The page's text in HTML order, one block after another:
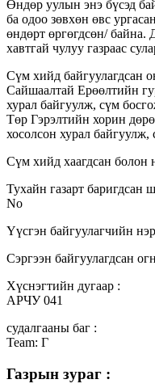
Өндөр уулын энэ бүсэд
ба одоо зөвхөн өвс
өндөрт өргөгдсөн/
хавтгай чулуу газраас
Сүм хийд байгуулагдсан
Сайшаалтай Ерөөлтийн
хурал байгуулж, сүм
Төр Гэрэлтийн хорин
хосолсон хурал байгуулж,
Сүм хийд хаагдсан болон
Тухайн газарт баригдсан
No
Үүсгэн байгуулагчийн
Сэргээн байгуулагдсан
Хүснэгтийн дугаар :
АРЧУ 041
судалгааны баг :
Team: Г
Газрын зураг :